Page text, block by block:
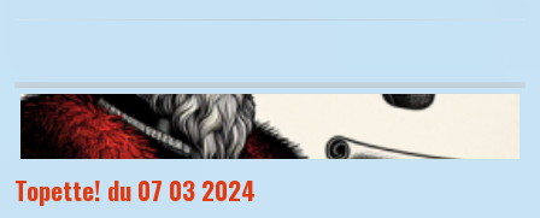
Topette! du 07 03 2024